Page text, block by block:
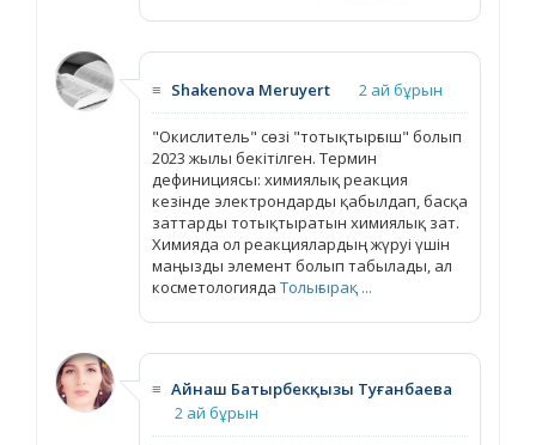
≡ Shakenova Meruyert 2 ай бұрын
"Окислитель" сөзі "тотықтырғыш" болып
2023 жылы бекітілген. Термин
дефинициясы: химиялық реакция
кезінде электрондарды қабылдап, басқа
заттарды тотықтыратын химиялық зат.
Химияда ол реакциялардың жүруі үшін
маңызды элемент болып табылады, ал
косметологияда Толығырақ ...
≡ Айнаш Батырбекқызы Туғанбаева
2 ай бұрын